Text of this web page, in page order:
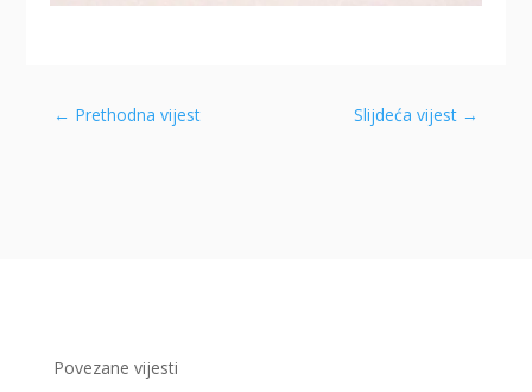
← Prethodna vijest Slijdeća vijest →
Povezane vijesti